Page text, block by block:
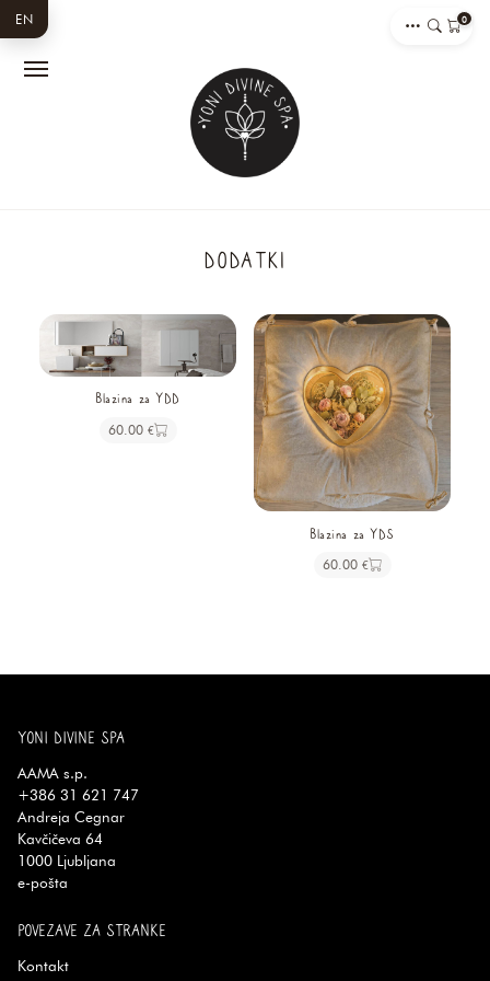
0
EN
DODATKI
Blazina za YDD
60.00 €
Blazina za YDS
60.00 €
YONI DIVINE SPA
AAMA s.p.
+386 31 621 747
Andreja Cegnar
Kavčičeva 64
1000 Ljubljana
e-pošta
POVEZAVE ZA STRANKE
Kontakt